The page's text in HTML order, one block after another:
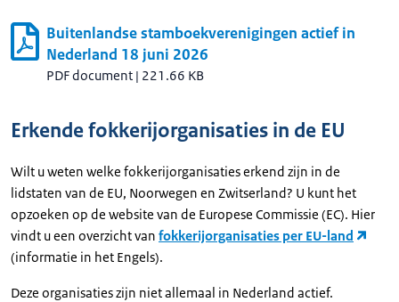
Buitenlandse stamboekverenigingen actief in
Nederland 18 juni 2026
PDF document | 221.66 KB
Erkende fokkerijorganisaties in de EU
Wilt u weten welke fokkerijorganisaties erkend zijn in de
lidstaten van de EU, Noorwegen en Zwitserland? U kunt het
opzoeken op de website van de Europese Commissie (EC). Hier
vindt u een overzicht van fokkerijorganisaties per EU-land
(informatie in het Engels).
Deze organisaties zijn niet allemaal in Nederland actief.